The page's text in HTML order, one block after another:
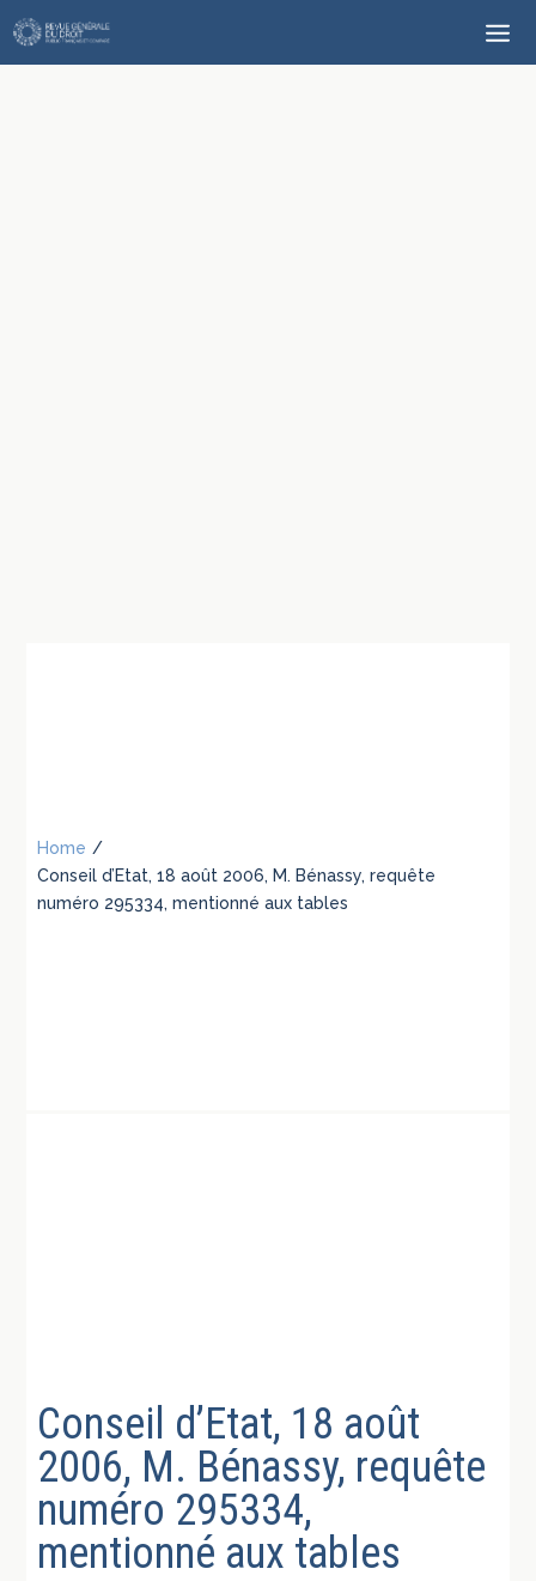
Home /
Conseil d’Etat, 18 août 2006, M. Bénassy, requête
numéro 295334, mentionné aux tables
Conseil d’Etat, 18 août
2006, M. Bénassy, requête
numéro 295334,
mentionné aux tables